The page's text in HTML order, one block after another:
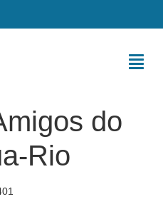
do
Rio